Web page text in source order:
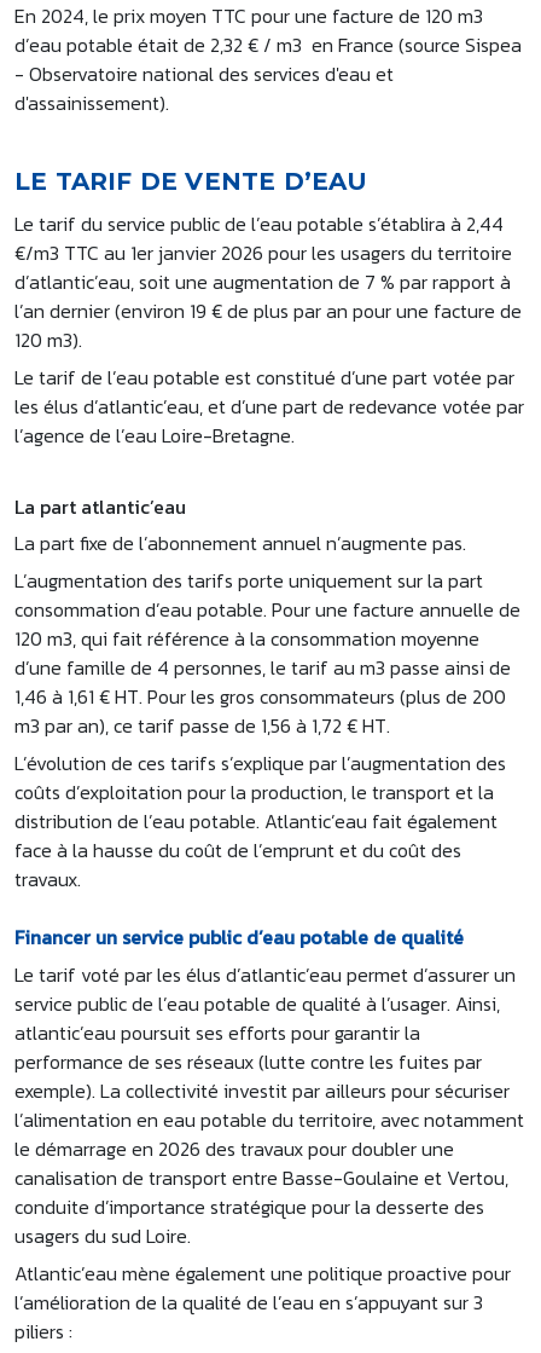
En 2024, le prix moyen TTC pour une facture de 120 m3
d’eau potable était de 2,32 € / m3 en France (source Sispea
- Observatoire national des services d'eau et
d'assainissement).
LE TARIF DE VENTE D’EAU
Le tarif du service public de l’eau potable s’établira à 2,44
€/m3 TTC au 1er janvier 2026 pour les usagers du territoire
d’atlantic’eau, soit une augmentation de 7 % par rapport à
l’an dernier (environ 19 € de plus par an pour une facture de
120 m3).
Le tarif de l’eau potable est constitué d’une part votée par
les élus d’atlantic’eau, et d’une part de redevance votée par
l’agence de l’eau Loire-Bretagne.
La part atlantic’eau
La part fixe de l’abonnement annuel n’augmente pas.
L’augmentation des tarifs porte uniquement sur la part
consommation d’eau potable. Pour une facture annuelle de
120 m3, qui fait référence à la consommation moyenne
d’une famille de 4 personnes, le tarif au m3 passe ainsi de
1,46 à 1,61 € HT. Pour les gros consommateurs (plus de 200
m3 par an), ce tarif passe de 1,56 à 1,72 € HT.
L’évolution de ces tarifs s’explique par l’augmentation des
coûts d’exploitation pour la production, le transport et la
distribution de l’eau potable. Atlantic’eau fait également
face à la hausse du coût de l’emprunt et du coût des
travaux.
Financer un service public d’eau potable de qualité
Le tarif voté par les élus d’atlantic’eau permet d’assurer un
service public de l’eau potable de qualité à l’usager. Ainsi,
atlantic’eau poursuit ses efforts pour garantir la
performance de ses réseaux (lutte contre les fuites par
exemple). La collectivité investit par ailleurs pour sécuriser
l’alimentation en eau potable du territoire, avec notamment
le démarrage en 2026 des travaux pour doubler une
canalisation de transport entre Basse-Goulaine et Vertou,
conduite d’importance stratégique pour la desserte des
usagers du sud Loire.
Atlantic’eau mène également une politique proactive pour
l’amélioration de la qualité de l’eau en s’appuyant sur 3
piliers :